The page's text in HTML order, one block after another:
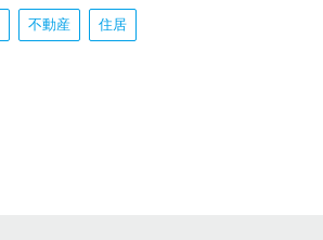
不動産 住居